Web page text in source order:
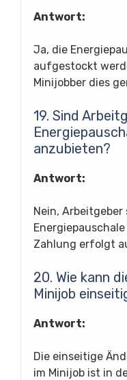
Antwort:
Ja, die
aufgestockt
Minijobber dies
19. Sind
anzubieten?
Antwort:
Nein,
Zahlung erfolgt
20. Wie kann
Minijob
Antwort:
Die einseitige
im Minijob ist in